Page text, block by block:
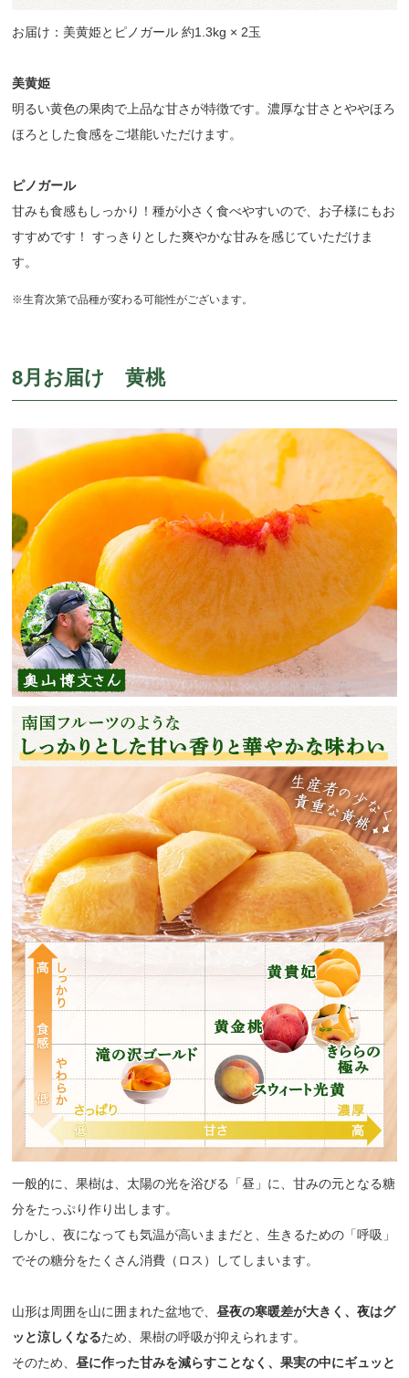
お届け：美黄姫とピノガール 約1.3kg × 2玉
美黄姫
明るい黄色の果肉で上品な甘さが特徴です。濃厚な甘さとややほろ
ほろとした食感をご堪能いただけます。
ピノガール
甘みも食感もしっかり！種が小さく食べやすいので、お子様にもお
すすめです！ すっきりとした爽やかな甘みを感じていただけま
す。
※生育次第で品種が変わる可能性がございます。
8月お届け 黄桃
一般的に、果樹は、太陽の光を浴びる「昼」に、甘みの元となる糖
分をたっぷり作り出します。
しかし、夜になっても気温が高いままだと、生きるための「呼吸」
でその糖分をたくさん消費（ロス）してしまいます。
山形は周囲を山に囲まれた盆地で、昼夜の寒暖差が大きく、夜はグ
ッと涼しくなるため、果樹の呼吸が抑えられます。
そのため、昼に作った甘みを減らすことなく、果実の中にギュッと